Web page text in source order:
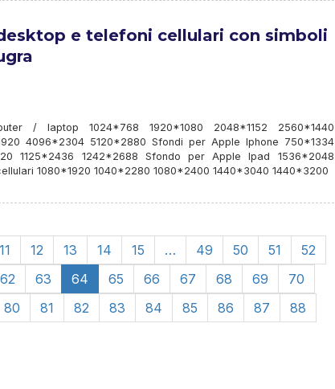
e telefoni cellulari con simboli
/ laptop 1024*768 1920*1080 2048*1152 2560*1440
4096*2304 5120*2880 Sfondi per Apple Iphone 750*1334
1125*2436 1242*2688 Sfondo per Apple Ipad 1536*2048
1080*1920 1040*2280 1080*2400 1440*3040 1440*3200
11 12 13 14 15 … 49 50 51
52
62 63 64 65 66 67 68 69
70
80 81 82 83 84 85 86 87
88